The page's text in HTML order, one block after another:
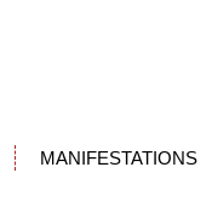
MANIFESTATIONS